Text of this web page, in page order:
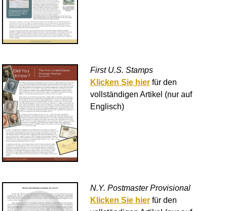
First U.S. Stamps
Klicken Sie hier für den
vollständigen Artikel (nur auf
Englisch)
N.Y. Postmaster Provisional
Klicken Sie hier für den